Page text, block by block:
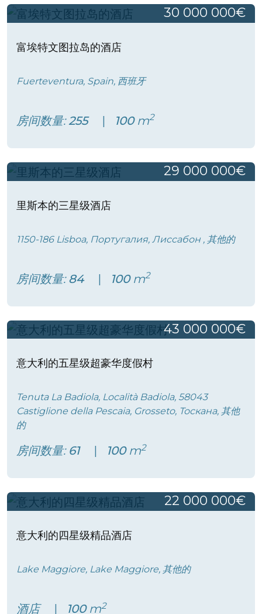
30 000 000€
富埃特文图拉岛的酒店
Fuerteventura, Spain, 西班牙
房间数量:255 100m2
29 000 000€
里斯本的三星级酒店
1150-186 Lisboa, Португалия, Лиссабон , 其他的
房间数量:84 100m2
43 000 000€
意大利的五星级超豪华度假村
Tenuta La Badiola, Località Badiola, 58043
Castiglione della Pescaia, Grosseto, Тоскана, 其他
的
房间数量: 61 100m2
22 000 000€
意大利的四星级精品酒店
Lake Maggiore, Lake Maggiore, 其他的
酒店 100m2